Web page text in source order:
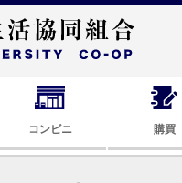
コンビニ 購買